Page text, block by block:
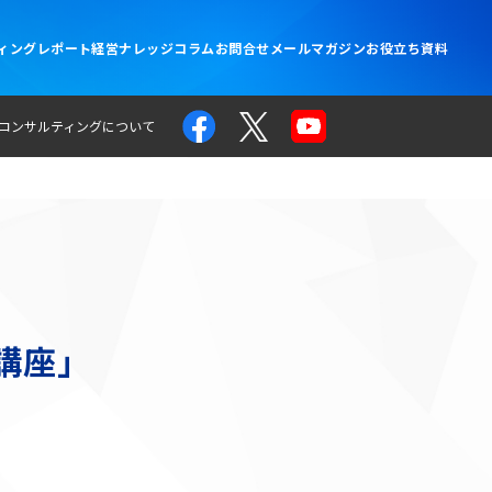
ングレポート経営ナレッジコラムお問合せメールマガジンお役立ち資料
ンサルティングについて
」